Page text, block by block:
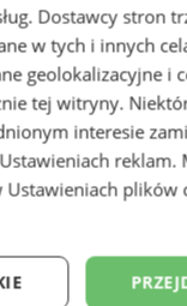
Dostawcy stron
w tych i innych
geolokalizacyjne i
tej witryny.
interesie
Ustawieniach reklam.
Ustawieniach plików